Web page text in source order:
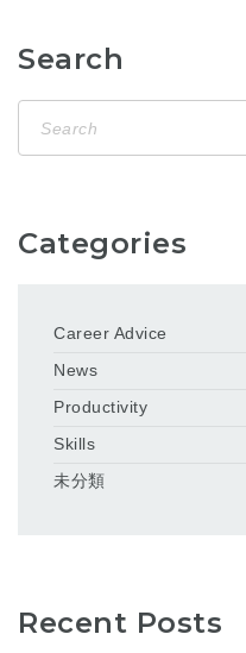
Search
Categories
Career Advice
News
Productivity
Skills
未分類
Recent Posts